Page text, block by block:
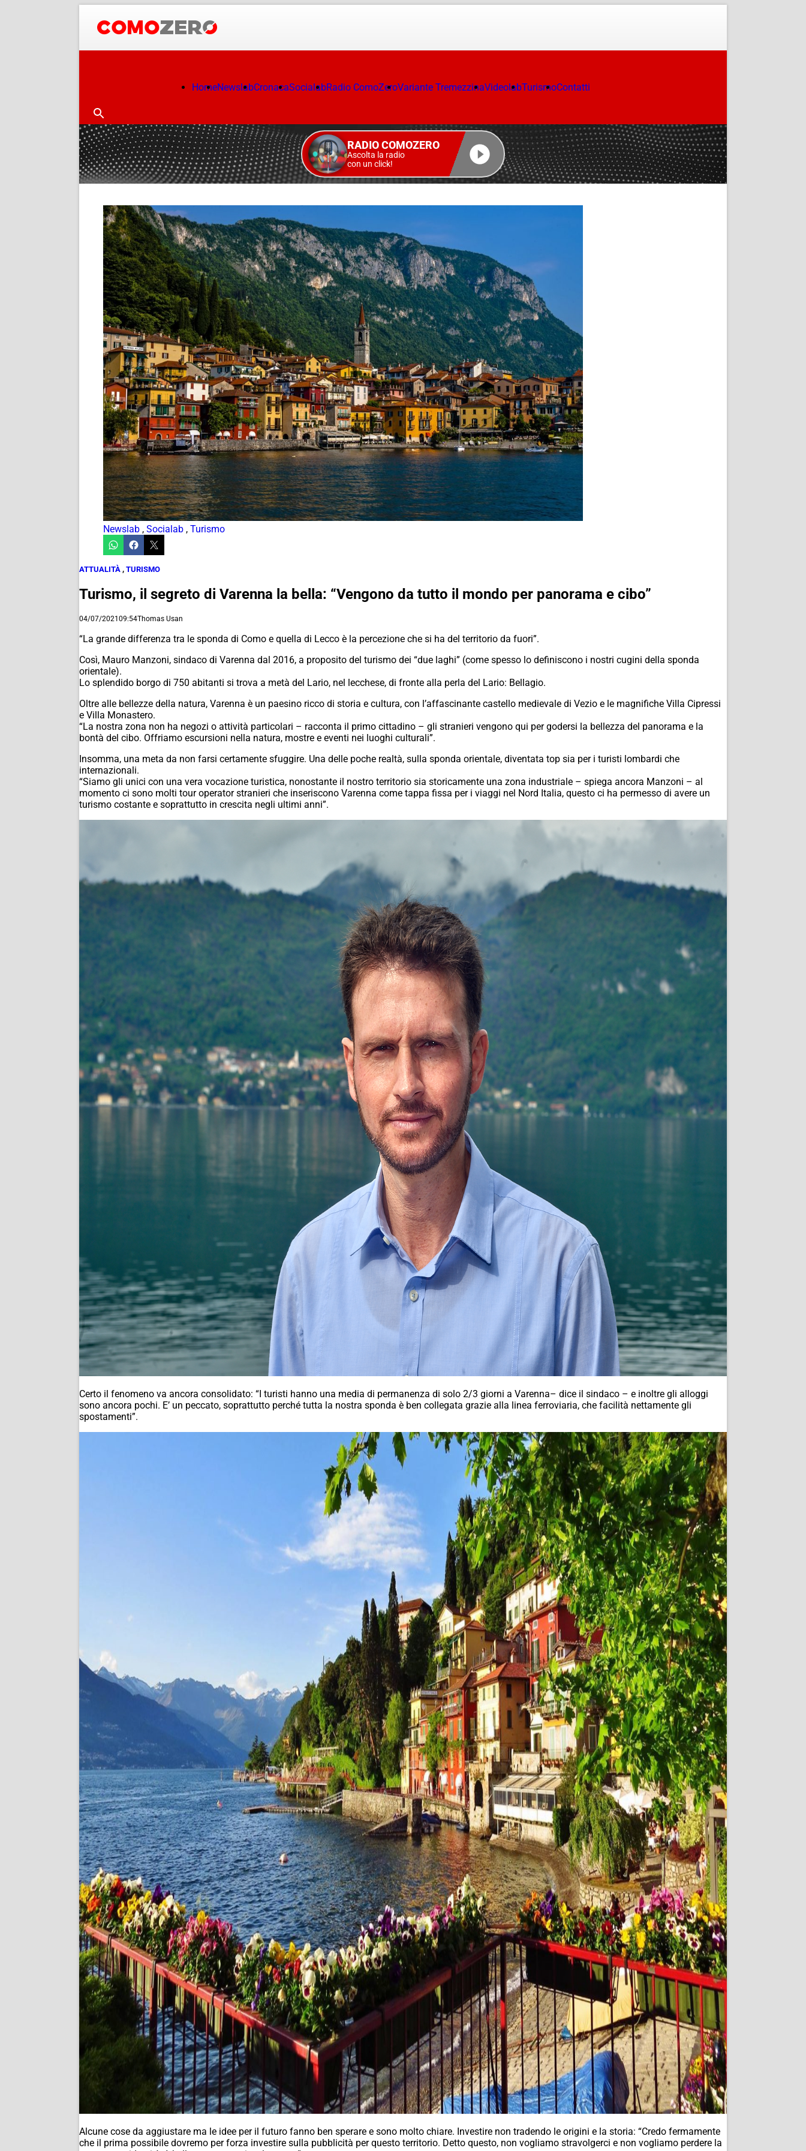
HomeNewslabCronacaSocialabRadio ComoZeroVariante TremezzinaVideolabTurismoContatti
RADIO COMOZERO
Ascolta la radio
con un click!
Newslab , Socialab , Turismo
ATTUALITÀ , TURISMO
Turismo, il segreto di Varenna la bella: “Vengono da tutto il mondo per panorama e cibo”
04/07/202109:54Thomas Usan
“La grande differenza tra le sponda di Como e quella di Lecco è la percezione che si ha del territorio da fuori”.
Così, Mauro Manzoni, sindaco di Varenna dal 2016, a proposito del turismo dei “due laghi” (come spesso lo definiscono i nostri cugini della sponda
orientale).
Lo splendido borgo di 750 abitanti si trova a metà del Lario, nel lecchese, di fronte alla perla del Lario: Bellagio.
Oltre alle bellezze della natura, Varenna è un paesino ricco di storia e cultura, con l’affascinante castello medievale di Vezio e le magnifiche Villa Cipressi
e Villa Monastero.
“La nostra zona non ha negozi o attività particolari – racconta il primo cittadino – gli stranieri vengono qui per godersi la bellezza del panorama e la
bontà del cibo. Offriamo escursioni nella natura, mostre e eventi nei luoghi culturali”.
Insomma, una meta da non farsi certamente sfuggire. Una delle poche realtà, sulla sponda orientale, diventata top sia per i turisti lombardi che
internazionali.
“Siamo gli unici con una vera vocazione turistica, nonostante il nostro territorio sia storicamente una zona industriale – spiega ancora Manzoni – al
momento ci sono molti tour operator stranieri che inseriscono Varenna come tappa fissa per i viaggi nel Nord Italia, questo ci ha permesso di avere un
turismo costante e soprattutto in crescita negli ultimi anni”.
Certo il fenomeno va ancora consolidato: “I turisti hanno una media di permanenza di solo 2/3 giorni a Varenna– dice il sindaco – e inoltre gli alloggi
sono ancora pochi. E’ un peccato, soprattutto perché tutta la nostra sponda è ben collegata grazie alla linea ferroviaria, che facilità nettamente gli
spostamenti”.
Alcune cose da aggiustare ma le idee per il futuro fanno ben sperare e sono molto chiare. Investire non tradendo le origini e la storia: “Credo fermamente
che il prima possibile dovremo per forza investire sulla pubblicità per questo territorio. Detto questo, non vogliamo stravolgerci e non vogliamo perdere la